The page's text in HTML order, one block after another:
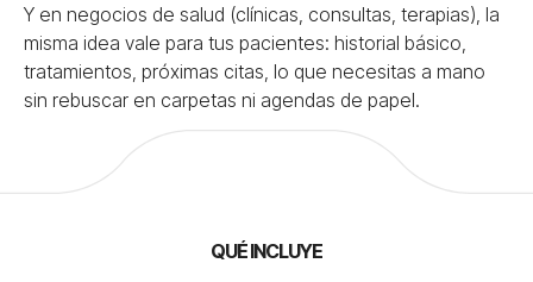
Y en negocios de salud (clínicas, consultas, terapias), la
misma idea vale para tus pacientes: historial básico,
tratamientos, próximas citas, lo que necesitas a mano
sin rebuscar en carpetas ni agendas de papel.
QUÉ INCLUYE